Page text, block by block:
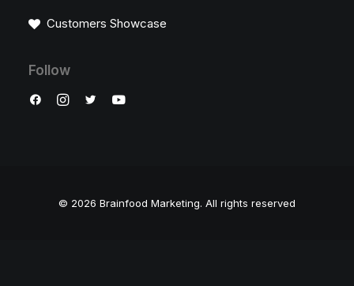
Customers Showcase
Follow
© 2026 Brainfood Marketing. All rights reserved